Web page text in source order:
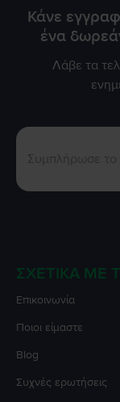
Κάνε
ένα
Λάβε τα
ΣΧΕΤΙΚΆ ΜΕ
Επικοινωνία
Ποιοι είμαστε
Blog
Συχνές ερωτήσεις